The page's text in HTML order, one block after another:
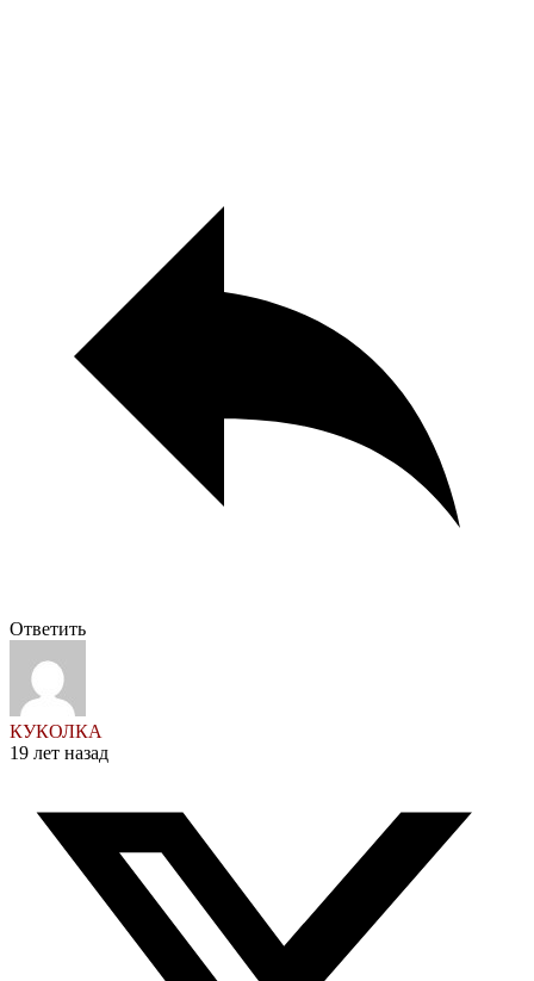
Ответить
КУКОЛКА
19 лет назад